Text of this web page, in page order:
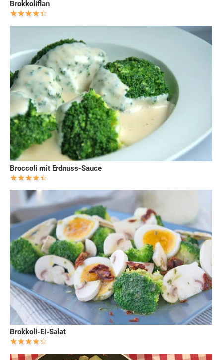
Brokkoliflan
Broccoli mit Erdnuss-Sauce
Brokkoli-Ei-Salat